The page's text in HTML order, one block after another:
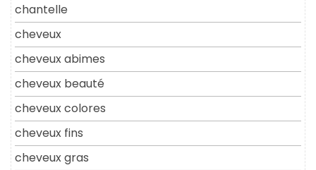
chantelle
cheveux
cheveux abimes
cheveux beauté
cheveux colores
cheveux fins
cheveux gras